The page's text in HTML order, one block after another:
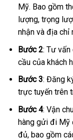
Mỹ. Bao gồm
lượng, trọng
nhận và địa chỉ
Bước 2: Tư vấn
cầu của khách
Bước 3: Đăng
trực tuyến trên
Bước 4: Vận
hàng gửi đi Mỹ
đủ, bao gồm